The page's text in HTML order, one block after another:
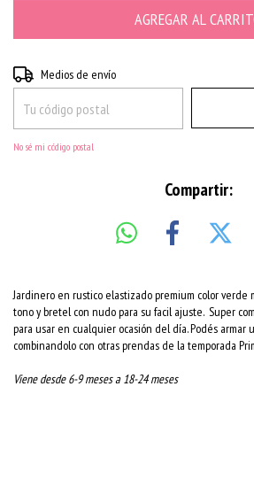
Entregas para el CP:
Medios de envío
No sé mi código postal
Compartir:
Jardinero en rustico elastizado premium color verde
tono y bretel con nudo para su facil ajuste. Super
para usar en cualquier ocasión del día. Podés armar
combinandolo con otras prendas de la temporada
Viene desde 6-9 meses a 18-24 meses